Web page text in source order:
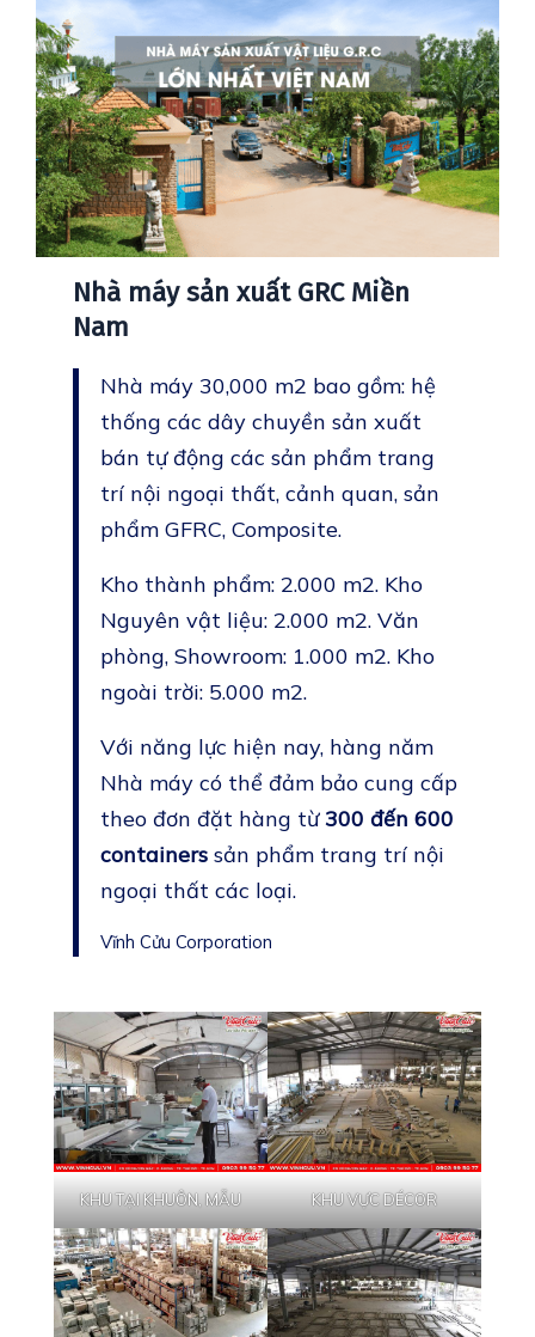
Nhà máy sản xuất GRC Miền
Nam
Nhà máy 30,000 m2 bao gồm: hệ
thống các dây chuyền sản xuất
bán tự động các sản phẩm trang
trí nội ngoại thất, cảnh quan, sản
phẩm GFRC, Composite.
Kho thành phẩm: 2.000 m2. Kho
Nguyên vật liệu: 2.000 m2. Văn
phòng, Showroom: 1.000 m2. Kho
ngoài trời: 5.000 m2.
Với năng lực hiện nay, hàng năm
Nhà máy có thể đảm bảo cung cấp
theo đơn đặt hàng từ300 đến 600
containers sản phẩm trang trí nội
ngoại thất các loại.
Vĩnh Cửu Corporation
KHU TẠI KHUÔN, MẪU KHU VỰC DÉCOR